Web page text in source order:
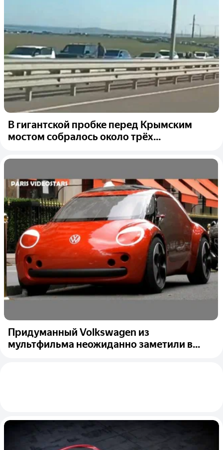
В гигантской пробке перед Крымским
мостом собралось около трёх...
Придуманный Volkswagen из
мультфильма неожиданно заметили в...